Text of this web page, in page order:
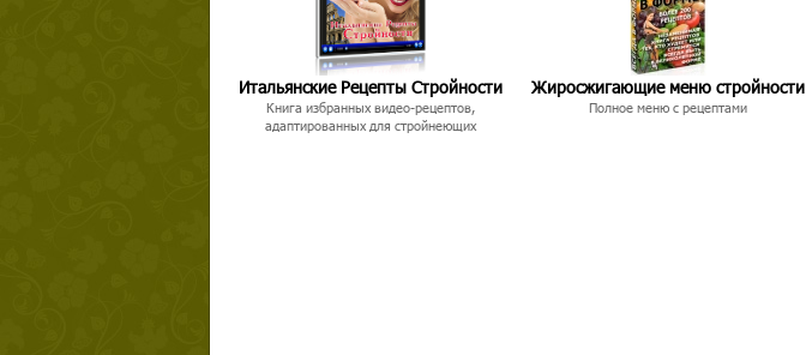
Итальянские Рецепты Стройности
Книга избранных видео-рецептов,
адаптированных для стройнеющих
Жиросжигающие меню стройности
Полное меню с рецептами